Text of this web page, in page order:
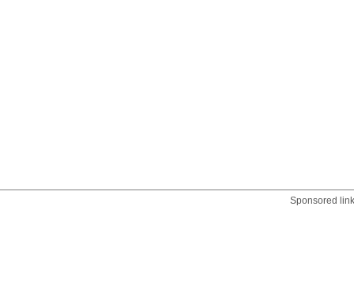
Sponsored